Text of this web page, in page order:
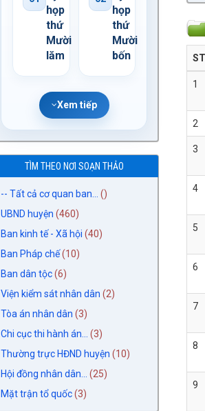
họp
thứ
Mười
lăm
họp
thứ
Mười
bốn
Xem tiếp
TÌM THEO NƠI SOẠN THẢO
-- Tất cả cơ quan ban...
()
UBND huyện (460)
Ban kinh tế - Xã hội (40)
Ban Pháp chế(10)
Ban dân tộc(6)
Viện kiểm sát nhân dân (2)
Tòa án nhân dân (3)
Chi cục thi hành án...
(3)
Thường trực HĐND huyện (10)
Hội đồng nhân dân...
(25)
Mặt trận tổ quốc(3)
1
2
3
4
5
6
7
8
9